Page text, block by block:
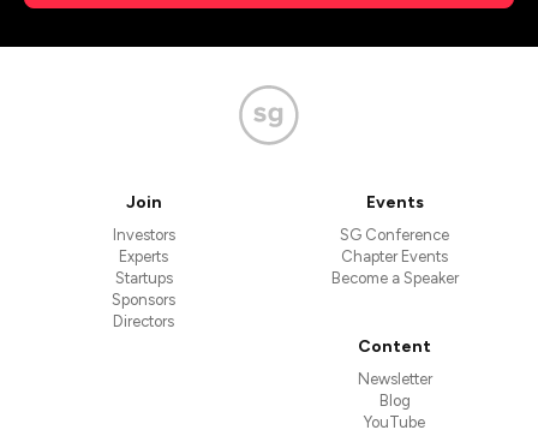
Join
Investors
Experts
Startups
Sponsors
Directors
Events
SG Conference
Chapter Events
Become a Speaker
Content
Newsletter
Blog
YouTube